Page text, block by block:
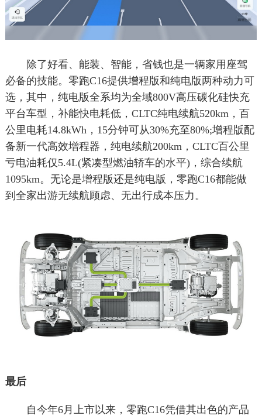
除了好看、能装、智能，省钱也是一辆家用座驾
必备的技能。零跑C16提供增程版和纯电版两种动力可
选，其中，纯电版全系均为全域800V高压碳化硅快充
平台车型，补能快电耗低，CLTC纯电续航520km，百
公里电耗14.8kWh，15分钟可从30%充至80%;增程版配
备新一代高效增程器，纯电续航200km，CLTC百公里
亏电油耗仅5.4L(紧凑型燃油轿车的水平)，综合续航
1095km。无论是增程版还是纯电版，零跑C16都能做
到全家出游无续航顾虑、无出行成本压力。
最后
自今年6月上市以来，零跑C16凭借其出色的产品